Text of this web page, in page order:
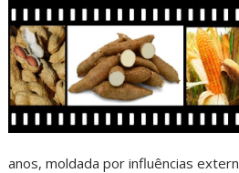
anos, moldada por influências